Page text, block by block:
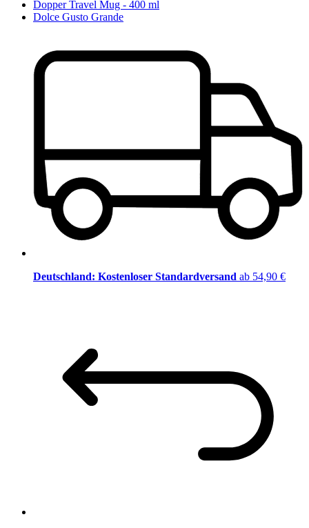
Dopper Travel Mug - 400 ml
Dolce Gusto Grande
Deutschland: Kostenloser Standardversand ab 54,90 €